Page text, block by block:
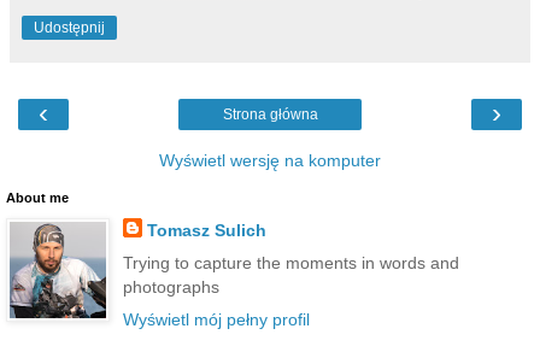
Udostępnij
‹ ›
Strona główna
Wyświetl wersję na komputer
About me
Tomasz Sulich
Trying to capture the moments in words and
photographs
Wyświetl mój pełny profil